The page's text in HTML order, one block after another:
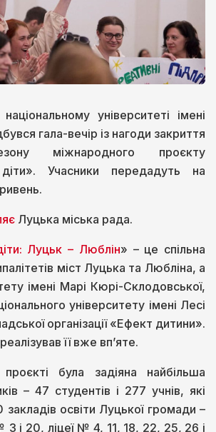
університеті імені
гала-вечір із нагоди закриття
міжнародного проєкту
діти». Учасники передадуть на
Луцька міська рада.
Луцьк – Люблін» – це спільна
міст Луцька та Любліна, а
імені Марі Кюрі-Склодовської,
університету імені Лесі
організації «Ефект дитини».
її вже вп’яте.
була задіяна найбільша
– 47 студентів і 277 учнів, які
закладів освіти Луцької громади –
3 і 20, ліцеї № 4, 11, 18, 22, 25, 26 і